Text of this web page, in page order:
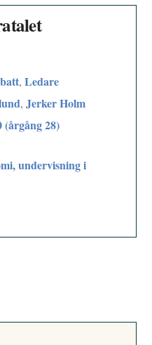
,Ledare
,Jerker Holm
(årgång 28)
undervisning i